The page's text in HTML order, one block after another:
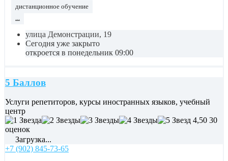
дистанционное обучение
...
улица Демонстрации, 19
Сегодня уже закрыто
откроется в понедельник 09:00
5 Баллов
Услуги репетиторов, курсы иностранных языков, учебный
центр
4,50 30
оценок
Загрузка...
+7 (902) 845-73-65